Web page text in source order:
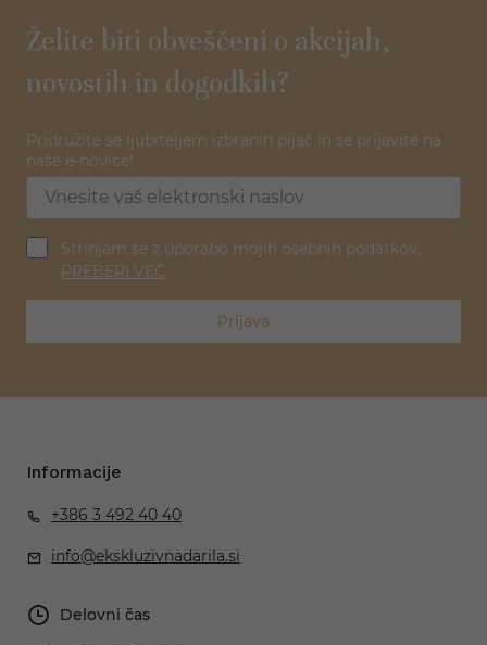
Želite biti obveščeni o akcijah,
novostih in dogodkih?
Pridružite se ljubiteljem izbranih pijač in se prijavite na
naše e-novice!
Strinjam se z uporabo mojih osebnih podatkov.
PREBERI VEČ
Prijava
Informacije
+386 3 492 40 40
info@ekskluzivnadarila.si
Delovni čas